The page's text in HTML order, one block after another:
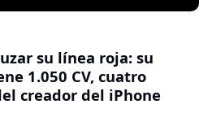
su línea roja: su
1.050 CV, cuatro
creador del iPhone